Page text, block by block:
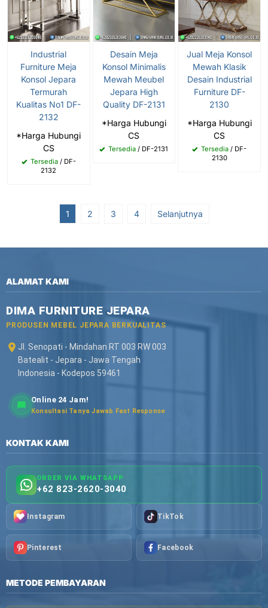
Industrial
Furniture Meja
Konsol Jepara
Termurah
Kualitas No1 DF-
2132
*Harga Hubungi
CS
Tersedia/ DF-
2132
Desain Meja
Konsol Minimalis
Mewah Meubel
Jepara High
Quality DF-2131
*Harga Hubungi
CS
Tersedia / DF-2131
Jual Meja Konsol
Mewah Klasik
Desain Industrial
Furniture DF-
2130
*Harga Hubungi
CS
Tersedia / DF-
2130
1 2 3 4 Selanjutnya
ALAMAT KAMI
DIMA FURNITURE JEPARA
PRODUSEN MEBEL JEPARA BERKUALITAS
Jl. Senopati - Mindahan RT 003 RW 003
Batealit - Jepara - Jawa Tengah
Indonesia - Kodepos 59461
Online 24 Jam!
Konsultasi Tanya Jawab Fast Response
KONTAK KAMI
ORDER VIA WHATSAPP
+62 823-2620-3040
Instagram TikTok
Pinterest Facebook
METODE PEMBAYARAN